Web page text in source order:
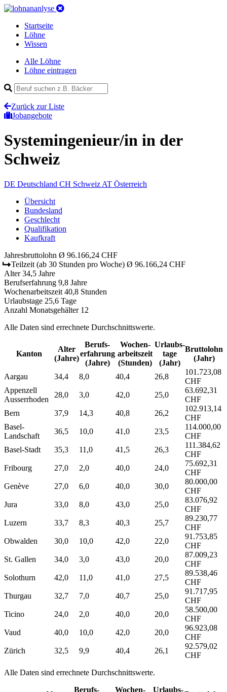
Startseite
Löhne
Wissen
Alle Löhne
Löhne eintragen
Zurück zur Liste
Jobangebote
Systemingenieur/in in der
Schweiz
DE Deutschland CH Schweiz AT Österreich
Übersicht
Bundesland
Geschlecht
Qualifikation
Kaufkraft
Jahresbruttolohn Ø 96.166,24 CHF
Teilzeit (ab 30 Stunden pro Woche) Ø 96.166,24 CHF
Alter 34,5 Jahre
Berufserfahrung 9,8 Jahre
Wochenarbeitszeit 40,8 Stunden
Urlaubstage 25,6 Tage
Anzahl Monatsgehälter 12
Alle Daten sind errechnete Durchschnittswerte.
Kanton
Alter
(Jahre)
Berufs­
erfahrung
(Jahre)
Wochen­
arbeitszeit
(Stunden)
Urlaubs­
tage
(Jahr)
Bruttolohn
(Jahr)
Aargau 34,4 8,0 40,4 26,8
101.723,08
CHF
Appenzell
Ausserrhoden
28,0 3,0 42,0 25,0
63.692,31
CHF
Bern
37,9 14,3 40,8 26,2
102.913,14
CHF
Basel-
Landschaft
36,5 10,0 41,0 23,5
114.000,00
CHF
Basel-Stadt
35,3 11,0 41,5 26,3
111.384,62
CHF
Fribourg
27,0 2,0 40,0 24,0
75.692,31
CHF
Genève
27,0 6,0 40,0 30,0
80.000,00
CHF
Jura
33,0 8,0 43,0 25,0
83.076,92
CHF
Luzern
33,7 8,3 40,3 25,7
89.230,77
CHF
Obwalden
30,0 10,0 42,0 22,0
91.753,85
CHF
St. Gallen
34,0 3,0 43,0 20,0
87.009,23
CHF
Solothurn
42,0 11,0 41,0 27,5
89.538,46
CHF
Thurgau
32,7 7,0 40,7 25,0
91.717,95
CHF
Ticino
24,0 2,0 40,0 20,0
58.500,00
CHF
Vaud
40,0 10,0 42,0 20,0
96.923,08
CHF
Zürich
32,5 9,9 40,4 26,1
92.579,02
CHF
Alle Daten sind errechnete Durchschnittswerte.
Berufs­
Wochen­
Urlaubs­